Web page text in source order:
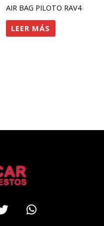
AIR BAG PILOTO RAV4
LEER MÁS
TwitterWhatsapp